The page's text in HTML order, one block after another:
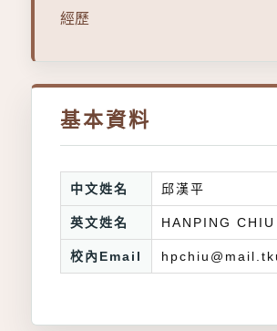
經歷
基本資料
中文姓名 邱漢平
英文姓名 HANPING CHIU
校內Email